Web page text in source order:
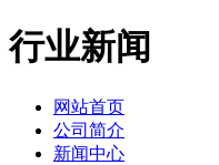
行业新闻
网站首页
公司简介
新闻中心